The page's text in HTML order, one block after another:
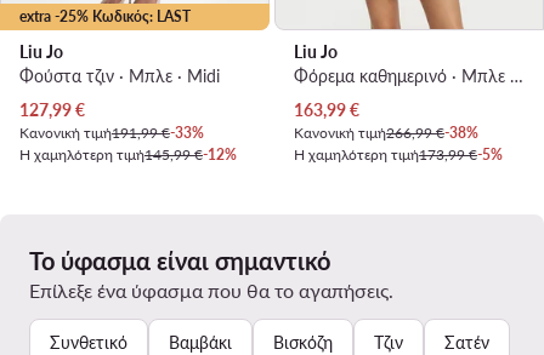
extra -25% Κωδικός: LAST
Liu Jo
Φούστα τζιν · Μπλε · Midi
Τρέχουσα τιμή
127,99€
Κανονική τιμή191,99 €-33%
Η χαμηλότερη τιμή145,99 €-12%
Liu Jo
Φόρεμα καθημερινό · Μπλε · Mini
Τρέχουσα τιμή
163,99€
Κανονική τιμή266,99 €-38%
Η χαμηλότερη τιμή173,99 €-5%
Το ύφασμα είναι σημαντικό
Επίλεξε ένα ύφασμα που θα το αγαπήσεις.
Συνθετικό Βαμβάκι Βισκόζη Τζιν Σατέν